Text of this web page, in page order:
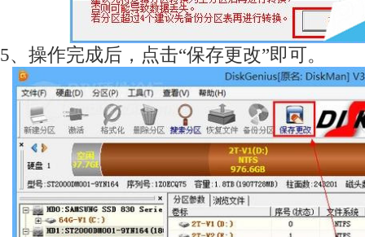
5、操作完成后，点击“保存更改”即可。